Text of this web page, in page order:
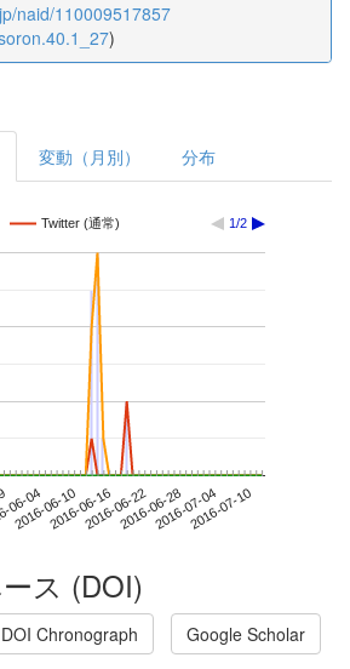
naid/110009517857
)
変動（月別） 分布
Twitter (通常) 1/2
06-04
2016-06-102016-06-162016-06-222016-06-282016-07-042016-07-10
ス (DOI)
DOI Chronograph Google Scholar